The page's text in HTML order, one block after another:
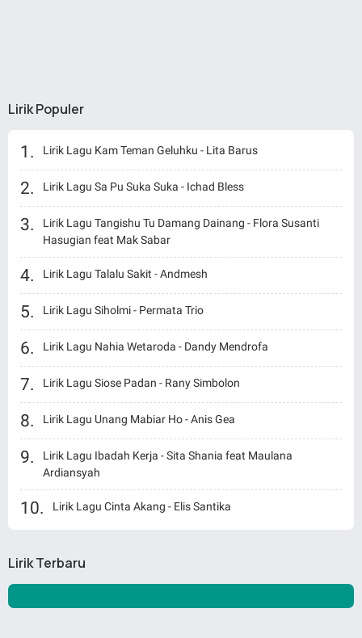
Lirik Populer
Lirik Lagu Kam Teman Geluhku - Lita Barus
Lirik Lagu Sa Pu Suka Suka - Ichad Bless
Lirik Lagu Tangishu Tu Damang Dainang - Flora Susanti
Hasugian feat Mak Sabar
Lirik Lagu Talalu Sakit - Andmesh
Lirik Lagu Siholmi - Permata Trio
Lirik Lagu Nahia Wetaroda - Dandy Mendrofa
Lirik Lagu Siose Padan - Rany Simbolon
Lirik Lagu Unang Mabiar Ho - Anis Gea
Lirik Lagu Ibadah Kerja - Sita Shania feat Maulana
Ardiansyah
Lirik Lagu Cinta Akang - Elis Santika
Lirik Terbaru